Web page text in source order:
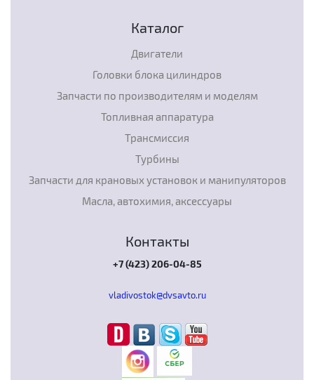
Каталог
Двигатели
Головки блока цилиндров
Запчасти по производителям и моделям
Топливная аппаратура
Трансмиссия
Турбины
Запчасти для крановых установок и манипуляторов
Масла, автохимия, аксессуары
Контакты
+7 (423) 206-04-85
vladivostok@dvsavto.ru